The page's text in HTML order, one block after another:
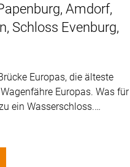
Amdorf,
Schloss Evenburg,
Europas, die älteste
Europas. Was für
ein Wasserschloss.…